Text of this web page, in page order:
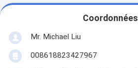
Coordonnées
Mr. Michael Liu
008618823427967